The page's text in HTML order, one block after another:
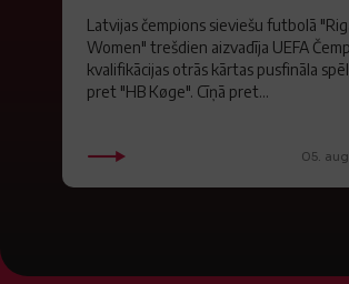
Latvijas čempions sieviešu futbolā
Women" trešdien aizvadīja UEFA
kvalifikācijas otrās kārtas pusfināla
pret "HB Køge". Cīņā pret...
05.